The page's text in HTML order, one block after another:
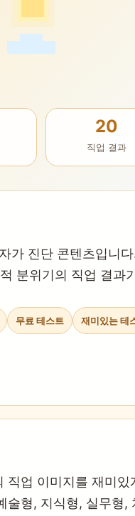
20
직업 결과
가 진단 콘텐츠입니
분위기의 직업 결과
무료 테스트 재미있는 테
직업 이미지를 재미있
술형, 지식형, 실무형,